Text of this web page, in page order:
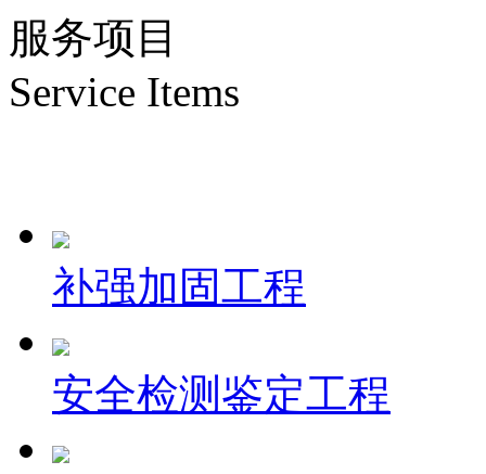
服务项目
Service Items
补强加固工程
安全检测鉴定工程